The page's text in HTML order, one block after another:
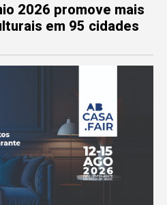
2026 promove mais
em 95 cidades